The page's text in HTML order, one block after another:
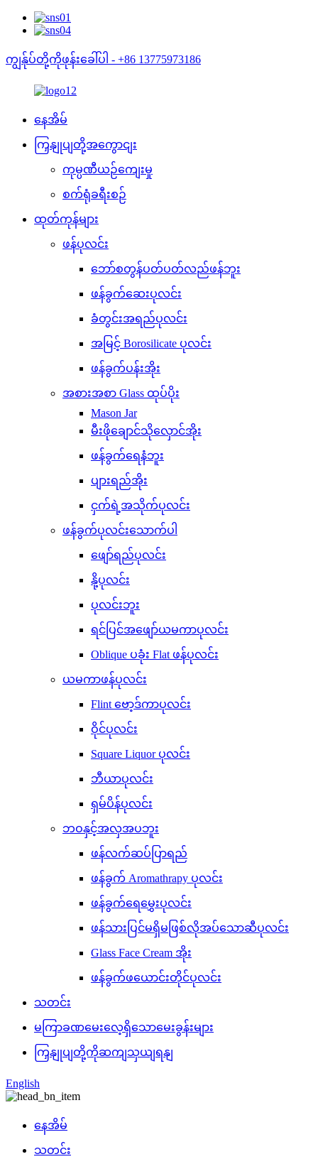
ကျွန်ုပ်တို့ကိုဖုန်းခေါ်ပါ - +86 13775973186
နေအိမ်
ကြှနျုပျတို့အကွောငျး
ကုမ္ပဏီယဉ်ကျေးမှု
စက်ရုံခရီးစဉ်
ထုတ်ကုန်များ
ဖန်ပုလင်း
ဘော်စတွန်ပတ်ပတ်လည်ဖန်ဘူး
ဖန်ခွက်ဆေးပုလင်း
ခံတွင်းအရည်ပုလင်း
အမြင့် Borosilicate ပုလင်း
ဖန်ခွက်ပန်းအိုး
အစားအစာ Glass ထုပ်ပိုး
Mason Jar
မီးဖိုချောင်သိုလှောင်အိုး
ဖန်ခွက်ရေနံဘူး
ပျားရည်အိုး
ငှက်ရဲ့အသိုက်ပုလင်း
ဖန်ခွက်ပုလင်းသောက်ပါ
ဖျော်ရည်ပုလင်း
နို့ပုလင်း
ပုလင်းဘူး
ရင်ပြင်အဖျော်ယမကာပုလင်း
Oblique ပခုံး Flat ဖန်ပုလင်း
ယမကာဖန်ပုလင်း
Flint ဗော့ဒ်ကာပုလင်း
ဝိုင်ပုလင်း
Square Liquor ပုလင်း
ဘီယာပုလင်း
ရှမ်ပိန်ပုလင်း
ဘဝနှင့်အလှအပဘူး
ဖန်လက်ဆပ်ပြာရည်
ဖန်ခွက် Aromathrapy ပုလင်း
ဖန်ခွက်ရေမွှေးပုလင်း
ဖန်သားပြင်မရှိမဖြစ်လိုအပ်သောဆီပုလင်း
Glass Face Cream အိုး
ဖန်ခွက်ဖယောင်းတိုင်ပုလင်း
သတင်း
မကြာခဏမေးလေ့ရှိသောမေးခွန်းများ
ကြှနျုပျတို့ကိုဆကျသှယျရနျ
English
နေအိမ်
သတင်း